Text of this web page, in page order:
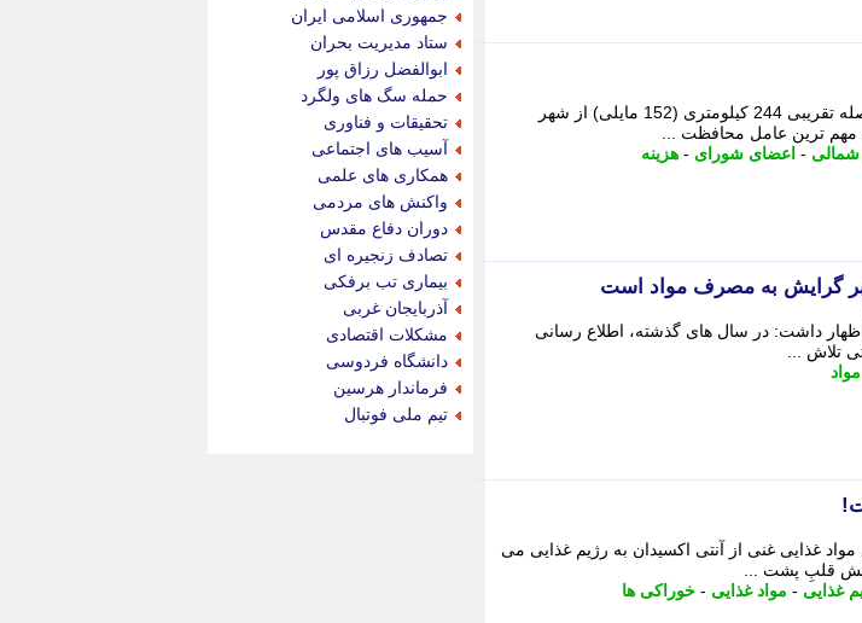
کانون هر دو زمین لرزه در عمق 10 کیلومتری (6.2 مایلی) زمین و در فاصله تقریبی 244 کیلومتری (152 مایلی) از شهر
- اعضای شورای - هزینه
گرایش به مصرف مواد است
اظهار داشت: در سال های گذشته، اطلاع رسانی
تلاش ...
مواد
غذایی غنی از آنتی اکسیدان به رژیم غذایی می
قلبِ پشت ...
غذایی - مواد غذایی - خوراکی ها
جمهوری اسلامی ایران
ستاد مدیریت بحران
ابوالفضل رزاق پور
حمله سگ های ولگرد
تحقیقات و فناوری
آسیب های اجتماعی
همکاری های علمی
واکنش های مردمی
دوران دفاع مقدس
تصادف زنجیره ای
بیماری تب برفکی
آذربایجان غربی
مشکلات اقتصادی
دانشگاه فردوسی
فرماندار هرسین
تیم ملی فوتبال